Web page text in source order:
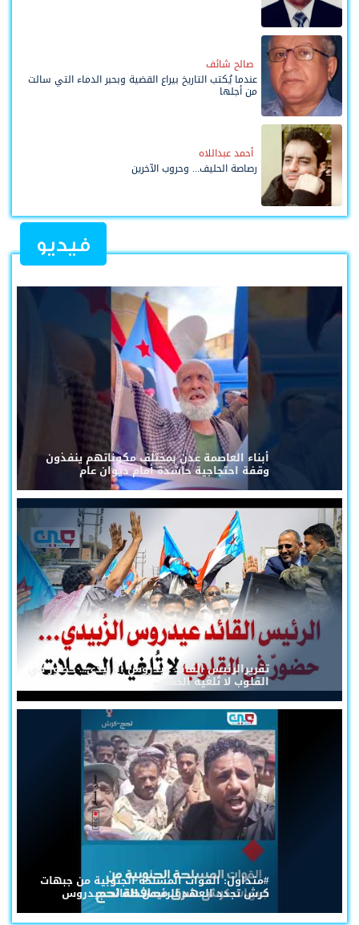
صالح شائف
عندما يُكتب التاريخ بيراع القضية وبحبر الدماء التي سالت
من أجلها
أحمد عبداللاه
رصاصة الحليف... وحروب الآخرين
فيديو
أبناء العاصمة عدن بمختلف مكوناتهم ينفذون
وقفة احتجاجية حاشدة أمام ديوان عام
تقريرالرئيس القائد عيدروس الزُبيدي... حضورٌ في
القلوب لا تُلغيه الحملات
#متداول: القوات المسلحة الجنوبية من جبهات
كرش تجدد العهد للرئيس القائد عيدروس